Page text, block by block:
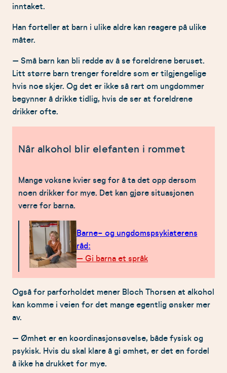
inntaket.
Han forteller at barn i ulike aldre kan reagere på ulike
måter.
– Små barn kan bli redde av å se foreldrene beruset.
Litt større barn trenger foreldre som er tilgjengelige
hvis noe skjer. Og det er ikke så rart om ungdommer
begynner å drikke tidlig, hvis de ser at foreldrene
drikker ofte.
Når alkohol blir elefanten i rommet
Mange voksne kvier seg for å ta det opp dersom
noen drikker for mye. Det kan gjøre situasjonen
verre for barna.
Barne- og ungdomspsykiaterens
råd:
– Gi barna et språk
Også for parforholdet mener Bloch Thorsen at alkohol
kan komme i veien for det mange egentlig ønsker mer
av.
– Ømhet er en koordinasjonsøvelse, både fysisk og
psykisk. Hvis du skal klare å gi ømhet, er det en fordel
å ikke ha drukket for mye.